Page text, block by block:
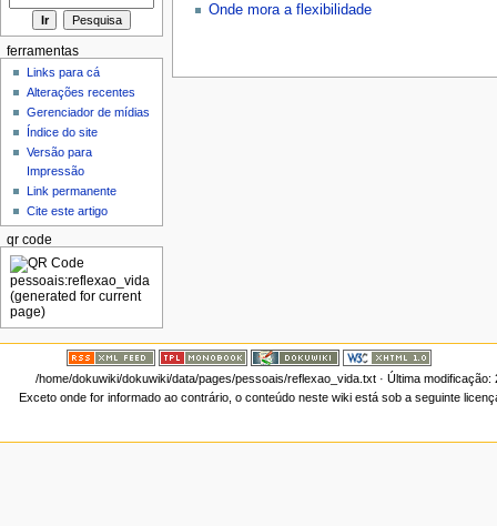
Onde mora a flexibilidade
ferramentas
Links para cá
Alterações recentes
Gerenciador de mídias
Índice do site
Versão para
Impressão
Link permanente
Cite este artigo
qr code
/home/dokuwiki/dokuwiki/data/pages/pessoais/reflexao_vida.txt· Última
Exceto onde for informado ao contrário, o conteúdo neste wiki está sob a seguinte